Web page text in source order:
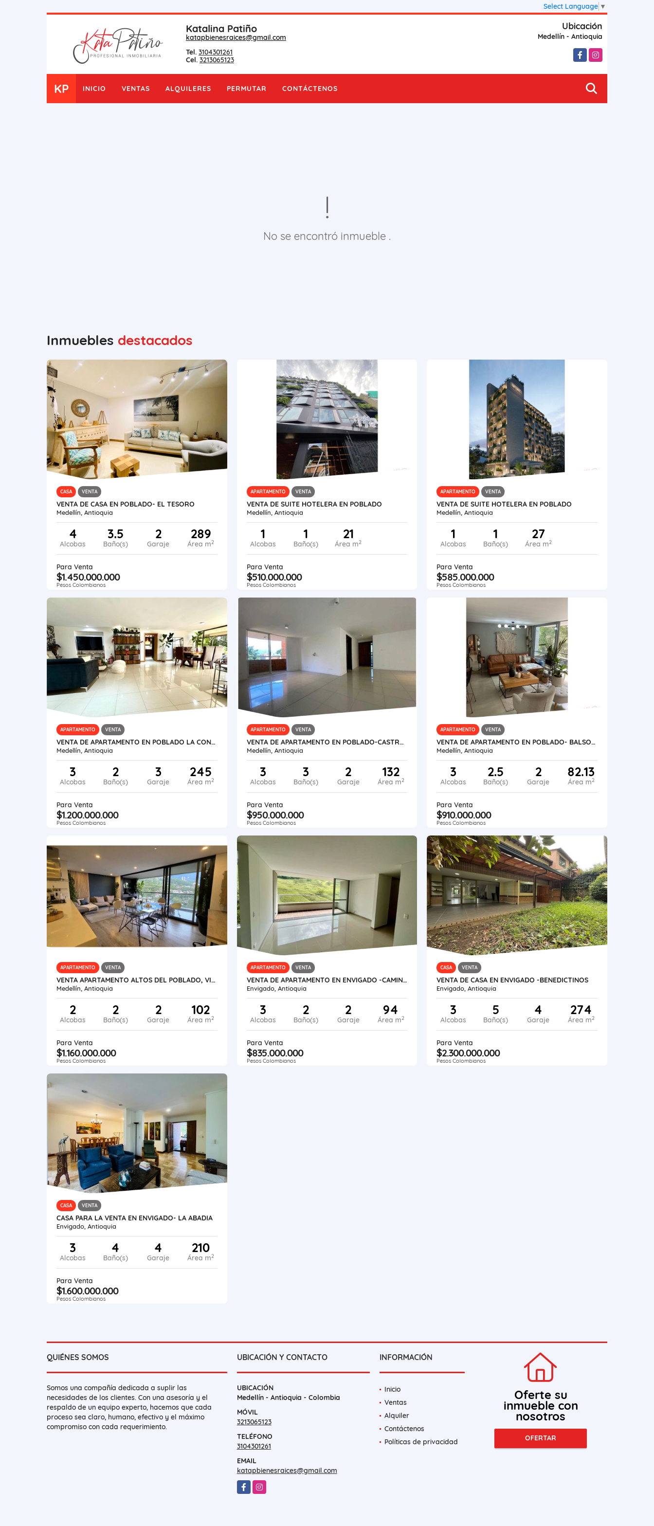
Select Language ▼
Katalina Patiño
katapbienesraices@gmail.com
Tel. 3104301261
Cel. 3213065123
Ubicación
Medellín - Antioquia
FacebookInstagram
KP INICIO VENTAS ALQUILERES PERMUTAR CONTÁCTENOS
No se encontró inmueble .
Inmuebles destacados
CASA VENTA
VENTA DE CASA EN POBLADO- EL TESORO
Medellín, Antioquia
4
Alcobas
3.5
Baño(s)
2
Garaje
289
Área m2
Para Venta
$1.450.000.000
Pesos Colombianos
APARTAMENTO VENTA
VENTA DE SUITE HOTELERA EN POBLADO
Medellín, Antioquia
1
Alcobas
1
Baño(s)
21
Área m2
Para Venta
$510.000.000
Pesos Colombianos
APARTAMENTO VENTA
VENTA DE SUITE HOTELERA EN POBLADO
Medellín, Antioquia
1
Alcobas
1
Baño(s)
27
Área m2
Para Venta
$585.000.000
Pesos Colombianos
APARTAMENTO VENTA
VENTA DE APARTAMENTO EN POBLADO LA CONCHA
Medellín, Antioquia
3
Alcobas
2
Baño(s)
3
Garaje
245
Área m2
Para Venta
$1.200.000.000
Pesos Colombianos
APARTAMENTO VENTA
VENTA DE APARTAMENTO EN POBLADO-CASTROPOL
Medellín, Antioquia
3
Alcobas
3
Baño(s)
2
Garaje
132
Área m2
Para Venta
$950.000.000
Pesos Colombianos
APARTAMENTO VENTA
VENTA DE APARTAMENTO EN POBLADO- BALSOS BAGATELA
Medellín, Antioquia
3
Alcobas
2.5
Baño(s)
2
Garaje
82.13
Área m2
Para Venta
$910.000.000
Pesos Colombianos
APARTAMENTO VENTA
VENTA APARTAMENTO ALTOS DEL POBLADO, VISTA CIUDAD.
Medellín, Antioquia
2
Alcobas
2
Baño(s)
2
Garaje
102
Área m2
Para Venta
$1.160.000.000
Pesos Colombianos
APARTAMENTO VENTA
VENTA DE APARTAMENTO EN ENVIGADO -CAMINO VERDE
Envigado, Antioquia
3
Alcobas
2
Baño(s)
2
Garaje
94
Área m2
Para Venta
$835.000.000
Pesos Colombianos
CASA VENTA
VENTA DE CASA EN ENVIGADO -BENEDICTINOS
Envigado, Antioquia
3
Alcobas
5
Baño(s)
4
Garaje
274
Área m2
Para Venta
$2.300.000.000
Pesos Colombianos
CASA VENTA
CASA PARA LA VENTA EN ENVIGADO- LA ABADIA
Envigado, Antioquia
3
Alcobas
4
Baño(s)
4
Garaje
210
Área m2
Para Venta
$1.600.000.000
Pesos Colombianos
QUIÉNES SOMOS
Somos una compañía dedicada a suplir las
necesidades de los clientes. Con una asesoría y el
respaldo de un equipo experto, hacemos que cada
proceso sea claro, humano, efectivo y el máximo
compromiso con cada requerimiento.
UBICACIÓN Y CONTACTO
UBICACIÓN
Medellín - Antioquia - Colombia
MÓVIL
3213065123
TELÉFONO
3104301261
EMAIL
katapbienesraices@gmail.com
FacebookInstagram
INFORMACIÓN
Inicio
Ventas
Alquiler
Contáctenos
Políticas de privacidad
Oferte su
inmueble con
nosotros
OFERTAR